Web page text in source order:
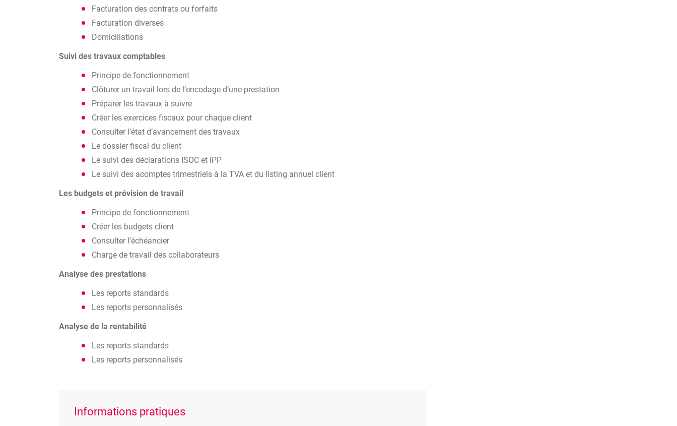
Facturation des contrats ou forfaits
Facturation diverses
Domiciliations
Suivi des travaux comptables
Principe de fonctionnement
Clôturer un travail lors de l’encodage d’une prestation
Préparer les travaux à suivre
Créer les exercices fiscaux pour chaque client
Consulter l’état d’avancement des travaux
Le dossier fiscal du client
Le suivi des déclarations ISOC et IPP
Le suivi des acomptes trimestriels à la TVA et du listing annuel client
Les budgets et prévision de travail
Principe de fonctionnement
Créer les budgets client
Consulter l’échéancier
Charge de travail des collaborateurs
Analyse des prestations
Les reports standards
Les reports personnalisés
Analyse de la rentabilité
Les reports standards
Les reports personnalisés
Informations pratiques